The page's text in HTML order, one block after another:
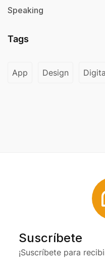
Speaking
Tags
App Design
Suscríbete
¡Suscríbete para